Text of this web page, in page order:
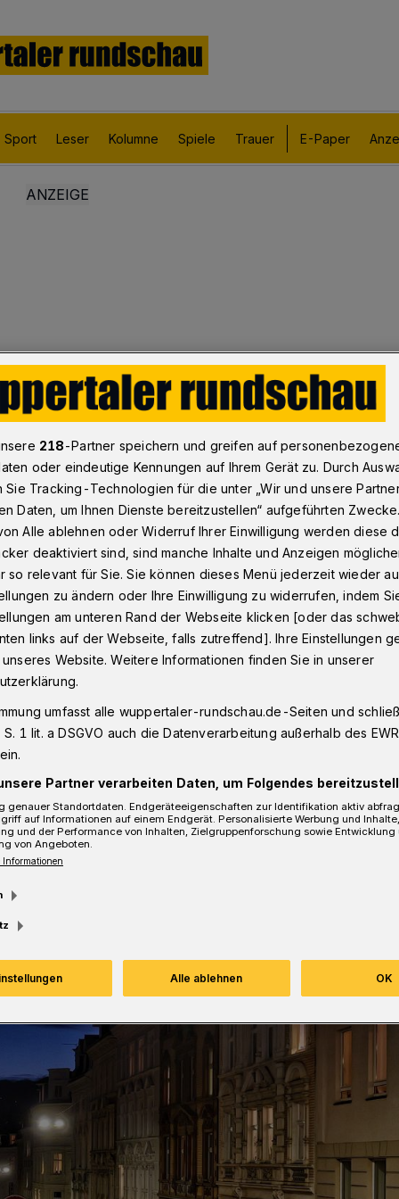
Sport Leser Kolumne Spiele Trauer E-Paper
Luisenviertel & Nordstadt: Pendler und Gäste
Nordstadt:
gesucht
Parkraumkonzeptes für die Nordstadt
sich aktuell in den letzten Zügen. Jetzt
und Pendler sowie regelmäßige
angehört werden.
218-Partner speichern und greifen auf
oder eindeutige Kennungen auf Ihrem Gerät zu. Durch
Sie Tracking-Technologien für die unter „Wir und unsere
Daten, um Ihnen Dienste bereitzustellen“ aufgeführten
Alle ablehnen oder Widerruf Ihrer Einwilligung werden diese
deaktiviert sind, sind manche Inhalte und Anzeigen
so relevant für Sie. Sie können dieses Menü jederzeit wieder
zu ändern oder Ihre Einwilligung zu widerrufen, indem
am unteren Rand der Webseite klicken [oder das
links auf der Webseite, falls zutreffend]. Ihre Einstellungen
Website. Weitere Informationen finden Sie in unserer
umfasst alle wuppertaler-rundschau.de-Seiten und
1 lit. a DSGVO auch die Datenverarbeitung außerhalb des
Partner verarbeiten Daten, um Folgendes
genauer Standortdaten. Endgeräteeigenschaften zur Identifikation aktiv
auf Informationen auf einem Endgerät. Personalisierte Werbung und
und der Performance von Inhalten, Zielgruppenforschung sowie Entwicklung
von Angeboten.
Alle ablehnen OK